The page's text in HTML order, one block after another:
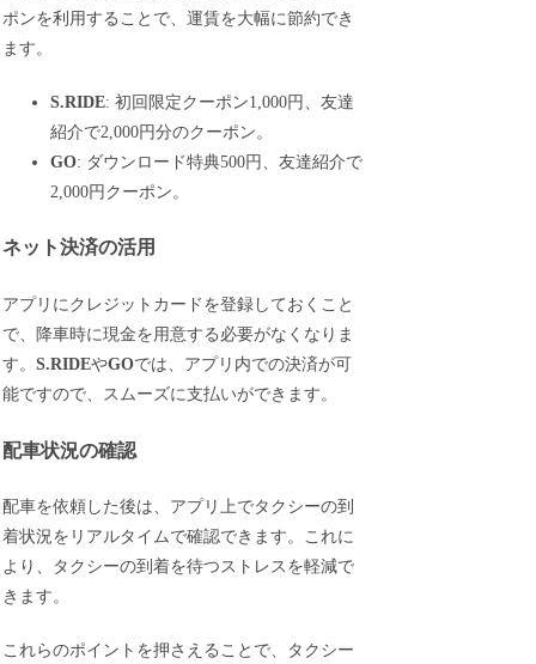
ポンを利用することで、運賃を大幅に節約でき
ます。
S.RIDE: 初回限定クーポン1,000円、友達
紹介で2,000円分のクーポン。
GO: ダウンロード特典500円、友達紹介で
2,000円クーポン。
ネット決済の活用
アプリにクレジットカードを登録しておくこと
で、降車時に現金を用意する必要がなくなりま
す。S.RIDEやGOでは、アプリ内での決済が可
能ですので、スムーズに支払いができます。
配車状況の確認
配車を依頼した後は、アプリ上でタクシーの到
着状況をリアルタイムで確認できます。これに
より、タクシーの到着を待つストレスを軽減で
きます。
これらのポイントを押さえることで、タクシー